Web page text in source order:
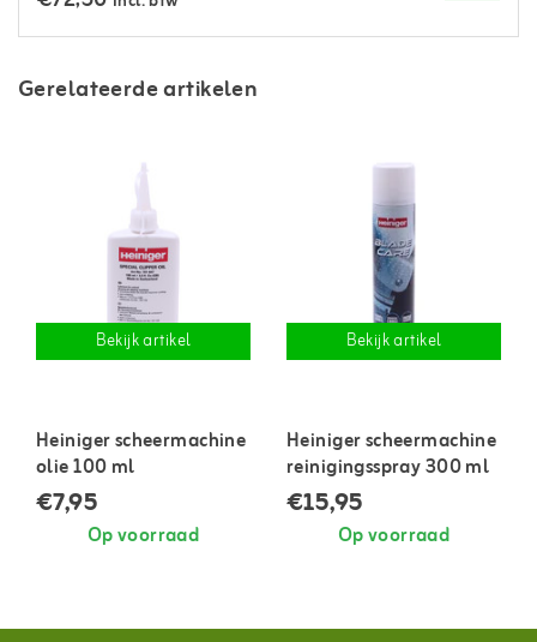
Gerelateerde artikelen
Bekijk artikel
Heiniger scheermachine
olie 100 ml
€7,95
Op voorraad
Bekijk artikel
Heiniger scheermachine
reinigingsspray 300 ml
€15,95
Op voorraad